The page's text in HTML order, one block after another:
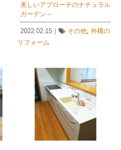
美しいアプローチのナチュラル
ガーデン～
2022.02.15｜ その他 外構の
リフォーム